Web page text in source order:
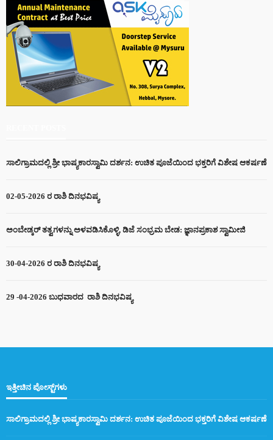
ಸಾಲಿಗ್ರಾಮದಲ್ಲಿ ಶ್ರೀ ಭಾಷ್ಯಕಾರಸ್ವಾಮಿ ದರ್ಶನ: ಉಚಿತ ಪೂಜೆಯಿಂದ ಭಕ್ತರಿಗೆ ವಿಶೇಷ ಆಕರ್ಷಣೆ
02-05-2026 ರ ರಾಶಿ ದಿನಭವಿಷ್ಯ
ಅಂಬೇಡ್ಕರ್ ತತ್ವಗಳನ್ನು ಅಳವಡಿಸಿಕೊಳ್ಳಿ, ಡಿಜೆ ಸಂಭ್ರಮ ಬೇಡ: ಜ್ಞಾನಪ್ರಕಾಶ ಸ್ವಾಮೀಜಿ
30-04-2026 ರ ರಾಶಿ ದಿನಭವಿಷ್ಯ
29 -04-2026 ಬುಧವಾರದ ರಾಶಿ ದಿನಭವಿಷ್ಯ
ಇತ್ತೀಚಿನ ಪೋಸ್ಟ್‌ಗಳು
ಸಾಲಿಗ್ರಾಮದಲ್ಲಿ ಶ್ರೀ ಭಾಷ್ಯಕಾರಸ್ವಾಮಿ ದರ್ಶನ: ಉಚಿತ ಪೂಜೆಯಿಂದ ಭಕ್ತರಿಗೆ ವಿಶೇಷ ಆಕರ್ಷಣೆ